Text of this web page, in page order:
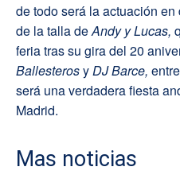
de todo será la actuación
de la talla deAndy y Lucas,
feria tras su gira del 20
Ballesterosy DJ Barce,
será una verdadera fiesta
Madrid.
Mas noticias